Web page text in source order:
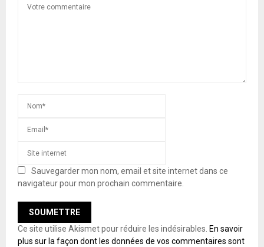
Sauvegarder mon nom, email et site internet dans ce
navigateur pour mon prochain commentaire.
Ce site utilise Akismet pour réduire les indésirables. En savoir
plus sur la façon dont les données de vos commentaires sont